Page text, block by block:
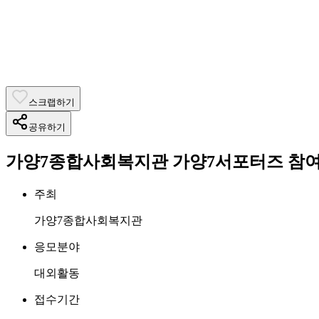
스크랩하기
공유하기
가양7종합사회복지관 가양7서포터즈 참
주최
가양7종합사회복지관
응모분야
대외활동
접수기간